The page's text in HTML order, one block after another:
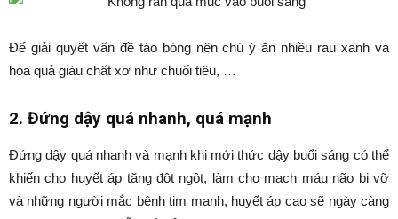
Để giải quyết vấn đề táo bóng nên chú ý ăn nhiều rau xanh và
hoa quả giàu chất xơ như chuối tiêu, …
2. Đứng dậy quá nhanh, quá mạnh
Đứng dậy quá nhanh và mạnh khi mới thức dậy buổi sáng có thể
khiến cho huyết áp tăng đột ngột, làm cho mạch máu não bị vỡ
và những người mắc bệnh tim mạnh, huyết áp cao sẽ ngày càng